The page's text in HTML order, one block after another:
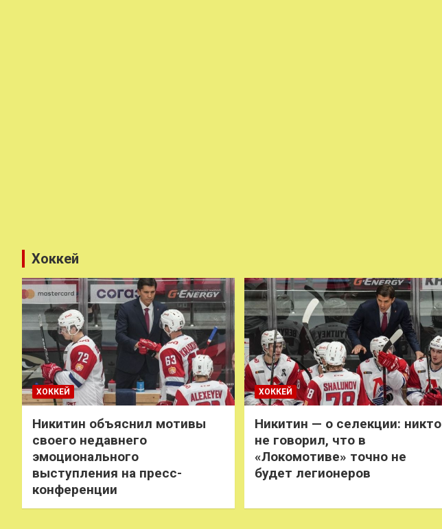
Хоккей
ХОККЕЙ
Никитин объяснил мотивы
своего недавнего
эмоционального
выступления на пресс-
конференции
ХОККЕЙ
Никитин — о селекции: никто
не говорил, что в
«Локомотиве» точно не
будет легионеров